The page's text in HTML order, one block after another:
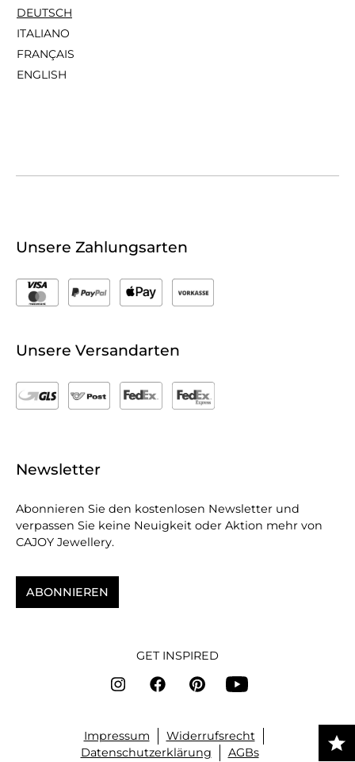
DEUTSCH
ITALIANO
FRANÇAIS
ENGLISH
Unsere Zahlungsarten
Unsere Versandarten
Newsletter
Abonnieren Sie den kostenlosen Newsletter und
verpassen Sie keine Neuigkeit oder Aktion mehr von
CAJOY Jewellery.
ABONNIEREN
GET INSPIRED
Impressum
Widerrufsrecht
Datenschutzerklärung
AGBs